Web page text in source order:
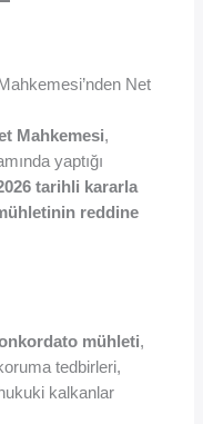
Net
Mahkemesi,
yaptığı
tarihli kararla
reddine
mühleti,
tedbirleri,
kalkanlar